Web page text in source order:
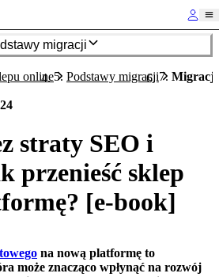
migracji
online Podstawy migracji
straty SEO i
przenieść sklep
[e-book]
na nową platformę to
może znacząco wpłynąć na rozwój